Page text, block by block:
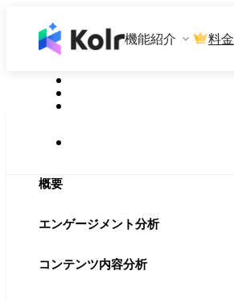
機能紹介 料金
概要
エンゲージメント分析
コンテンツ内容分析